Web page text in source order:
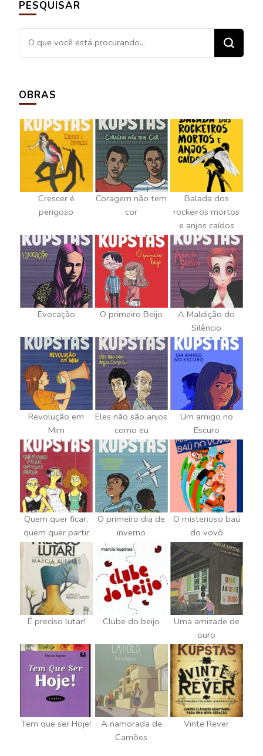
PESQUISAR
Procurando
algo?
OBRAS
Crescer é
perigoso
Coragem não tem
cor
Balada dos
rockeiros mortos
e anjos caídos
Evocação O primeiro Beijo
A Maldição do
Silêncio
Revolução em
Mim
Eles não são anjos
como eu
Um amigo no
Escuro
Quem quer ficar,
quem quer partir
O primeiro dia de
inverno
O misterioso baú
do vovô
É preciso lutar! Clube do beijo
Uma amizade de
ouro
Tem que ser Hoje!
A namorada de
Camões
Vinte Rever